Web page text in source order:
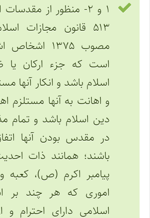
۱ و ۲- منظور از
۵۱۳ قانون مجازات
مصوب ۱۳۷۵
است که جزء ارکان یا
اسلام باشد و انکار آنها
و اهانت به آنها مستلزم
دین اسلام باشد و تمام
در مقدس بودن آنها
باشند؛ همانند ذات
پیامبر اکرم (ص)، کعبه
اموری که هر چند بر
اسلامی دارای احترام و